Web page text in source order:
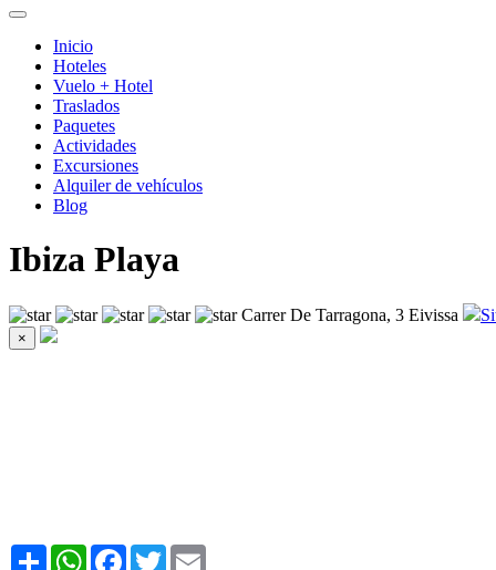
Inicio
Hoteles
Vuelo + Hotel
Traslados
Paquetes
Actividades
Excursiones
Alquiler de vehículos
Blog
Ibiza Playa
Carrer De Tarragona, 3 Eivissa
×
Share WhatsAppFacebook
Twitter